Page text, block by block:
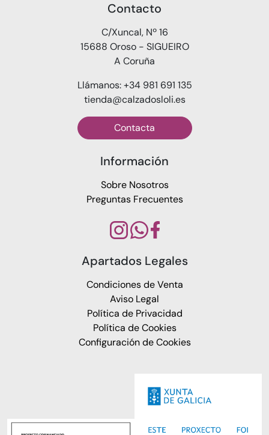
Contacto
C/Xuncal, Nº 16
15688 Oroso - SIGUEIRO
A Coruña
Llámanos: +34 981 691 135
tienda@calzadosloli.es
Contacta
Información
Sobre Nosotros
Preguntas Frecuentes
Apartados Legales
Condiciones de Venta
Aviso Legal
Política de Privacidad
Política de Cookies
Configuración de Cookies